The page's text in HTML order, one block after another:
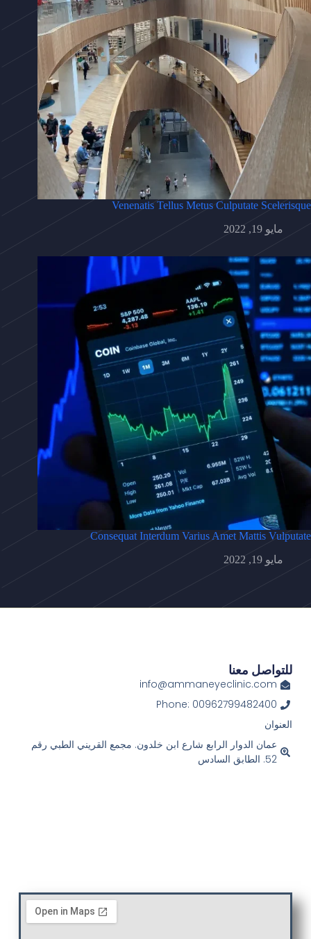
Venenatis Tellus Metus Culputate Scelerisque
مايو 19, 2022
Consequat Interdum Varius Amet Mattis Vulputate
مايو 19, 2022
للتواصل معنا
info@ammaneyeclinic.com
Phone: 00962799482400
العنوان
عمان الدوار الرابع شارع ابن خلدون. مجمع القريني الطبي رقم
52. الطابق السادس